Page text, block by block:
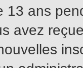
13 ans
avez